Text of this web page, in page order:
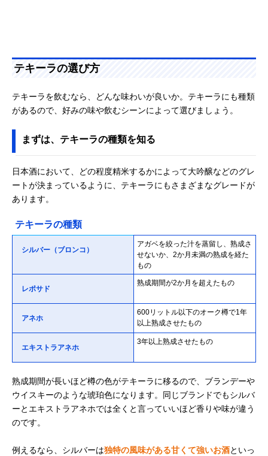
テキーラの選び方
テキーラを飲むなら、どんな味わいが良いか。テキーラにも種類
があるので、好みの味や飲むシーンによって選びましょう。
まずは、テキーラの種類を知る
日本酒において、どの程度精米するかによって大吟醸などのグレ
ートが決まっているように、テキーラにもさまざまなグレードが
あります。
テキーラの種類
シルバー（ブロンコ）
アガベを絞った汁を蒸留し、熟成さ
せないか、2か月未満の熟成を経た
もの
レポサド
熟成期間が2か月を超えたもの
アネホ
600リットル以下のオーク樽で1年
以上熟成させたもの
エキストラアネホ
3年以上熟成させたもの
熟成期間が長いほど樽の色がテキーラに移るので、ブランデーや
ウイスキーのような琥珀色になります。同じブランドでもシルバ
ーとエキストラアネホでは全くと言っていいほど香りや味が違う
のです。
例えるなら、シルバーは独特の風味がある甘くて強いお酒といっ